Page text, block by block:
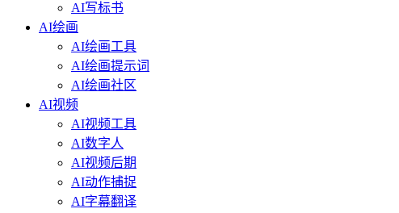
AI写标书
AI绘画
AI绘画工具
AI绘画提示词
AI绘画社区
AI视频
AI视频工具
AI数字人
AI视频后期
AI动作捕捉
AI字幕翻译